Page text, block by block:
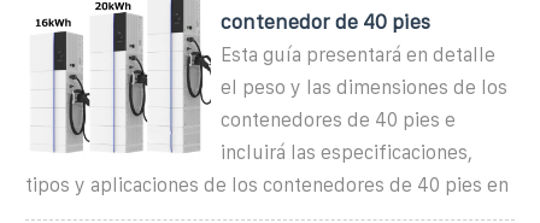
contenedor de 40 pies
Esta guía presentará en detalle
el peso y las dimensiones de los
contenedores de 40 pies e
incluirá las especificaciones,
tipos y aplicaciones de los contenedores de 40 pies en